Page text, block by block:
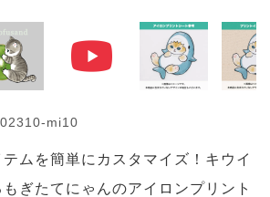
mi10
ムを簡単にカスタマイズ！キウイ
ぎたてにゃんのアイロンプリント